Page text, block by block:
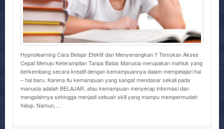
Hypnolearning Cara Belajar Efektif dan Menyenangkan !! Temukan Akses
Cepat Menuju Keterampilan Tanpa Batas Manusia merupakan mahluk yang
berkembang secara kreatif dengan kemampuannya dalam mempelajari hal
– hal baru. Karena itu kemampuan yang sangat mendasar sekali pada
manusia adalah BELAJAR, atau kemampuan menyerap informasi dan
mengolahnya sehingga menjadi sebuah skill yang mampu mempermudah
hidup. Namun,…